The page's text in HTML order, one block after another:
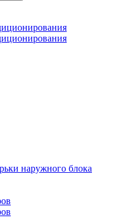
наружного блока